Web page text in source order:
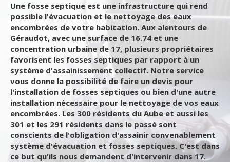
Une fosse septique est une infrastructure qui rend
possible l'évacuation et le nettoyage des eaux
encombrées de votre habitation. Aux alentours de
Géraudot, avec une surface de 16.74 et une
concentration urbaine de 17, plusieurs propriétaires
favorisent les fosses septiques par rapport à un
système d'assainissement collectif. Notre service
vous donne la possibilité de faire un devis pour
l'installation de fosses septiques ou bien d'une autre
installation nécessaire pour le nettoyage de vos eaux
encombrées. Les 300 résidents du Aube et aussi les
301 et les 291 résidents dans le passé sont
conscients de l'obligation d'assainir convenablement
système d'évacuation et fosses septiques. C'est dans
ce but qu'ils nous demandent d'intervenir dans 17.